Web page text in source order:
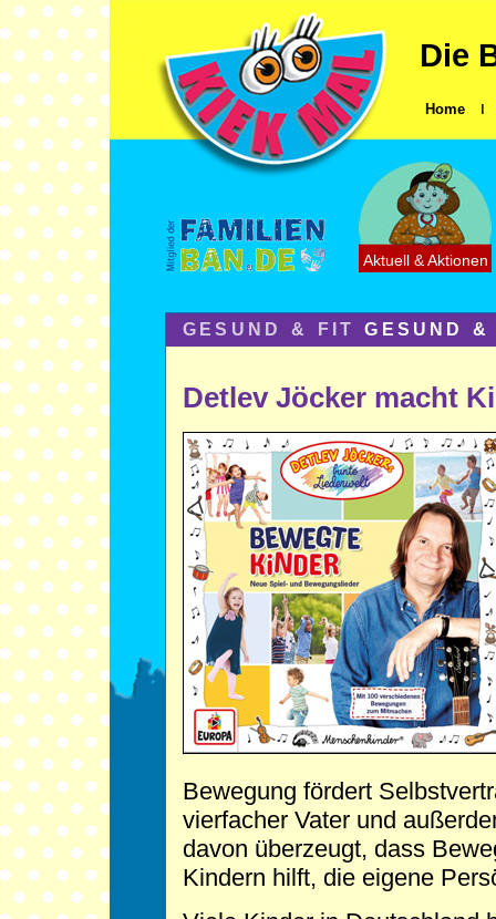
Die
Home ǀ
Aktuell & Aktionen
GESUND & FIT GESUND
Detlev Jöcker macht
Bewegung fördert
vierfacher Vater und
davon überzeugt, dass
Kindern hilft, die eigene